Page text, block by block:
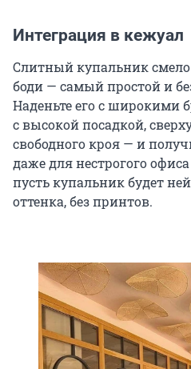
Интеграция в кежуал
Слитный купальник
боди — самый простой и
Наденьте его с
с высокой посадкой,
свободного кроя — и
даже для нестрогого
пусть купальник будет
оттенка, без принтов.